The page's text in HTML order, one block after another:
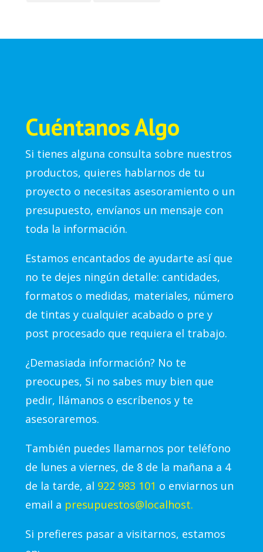
Cuéntanos Algo
Si tienes alguna consulta sobre nuestros
productos, quieres hablarnos de tu
proyecto o necesitas asesoramiento o un
presupuesto, envíanos un mensaje con
toda la información.
Estamos encantados de ayudarte así que
no te dejes ningún detalle: cantidades,
formatos o medidas, materiales, número
de tintas y cualquier acabado o pre y
post procesado que requiera el trabajo.
¿Demasiada información? No te
preocupes, Si no sabes muy bien que
pedir, llámanos o escríbenos y te
asesoraremos.
También puedes llamarnos por teléfono
de lunes a viernes, de 8 de la mañana a 4
de la tarde, al 922 983 101 o enviarnos un
email a presupuestos@localhost.
Si prefieres pasar a visitarnos, estamos